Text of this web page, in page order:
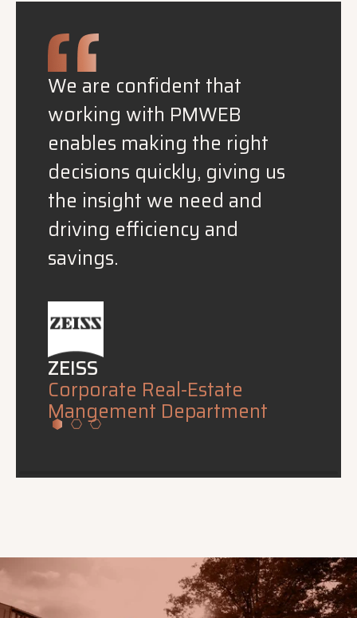
PMWEB is a system that was
really designed for
construction project
management on the owner's
side. And it was developed
by people who really
understood that process.
TOM TRUONG
Financial Systems and
Analytics Manager